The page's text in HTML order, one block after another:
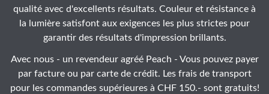
qualité avec d'excellents résultats. Couleur et résistance à
la lumière satisfont aux exigences les plus strictes pour
garantir des résultats d'impression brillants.
Avec nous - un revendeur agréé Peach - Vous pouvez payer
par facture ou par carte de crédit. Les frais de transport
pour les commandes supérieures à CHF 150.- sont gratuits!